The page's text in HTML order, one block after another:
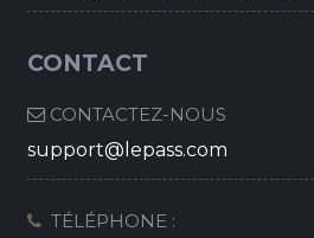
CONTACT
CONTACTEZ-NOUS
support@lepass.com
TÉLÉPHONE :